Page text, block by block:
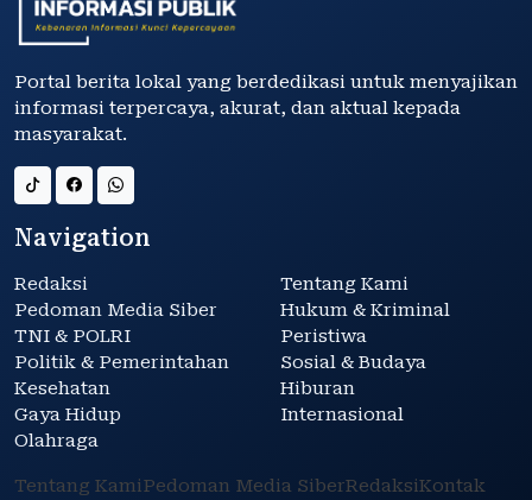
Portal berita lokal yang berdedikasi untuk menyajikan
informasi terpercaya, akurat, dan aktual kepada
masyarakat.
Navigation
Redaksi
Tentang Kami
Pedoman Media Siber
Hukum & Kriminal
TNI & POLRI
Peristiwa
Politik & Pemerintahan
Sosial & Budaya
Kesehatan
Hiburan
Gaya Hidup
Internasional
Olahraga
Tentang KamiPedoman Media SiberRedaksiKontak